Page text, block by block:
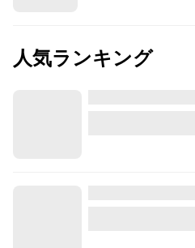
人気ランキング